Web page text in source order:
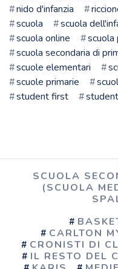
nido d'infanzia
scuola
scuola
scuola online
scuola
scuola secondaria di
scuole elementari
scuole primarie
student first
SCUOLA
(SCUOLA
CARLTON
CRONISTI DI
IL RESTO DEL